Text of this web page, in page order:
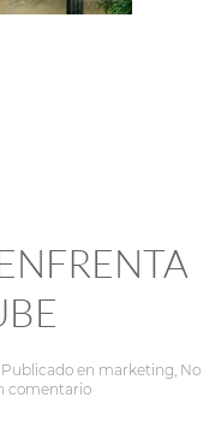
Publicado en marketing, No
comentario